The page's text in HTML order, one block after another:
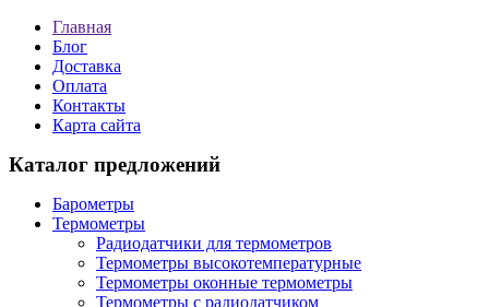
Главная
Блог
Доставка
Оплата
Контакты
Карта сайта
Каталог предложений
Барометры
Термометры
Радиодатчики для термометров
Термометры высокотемпературные
Термометры оконные термометры
Термометры с радиодатчиком